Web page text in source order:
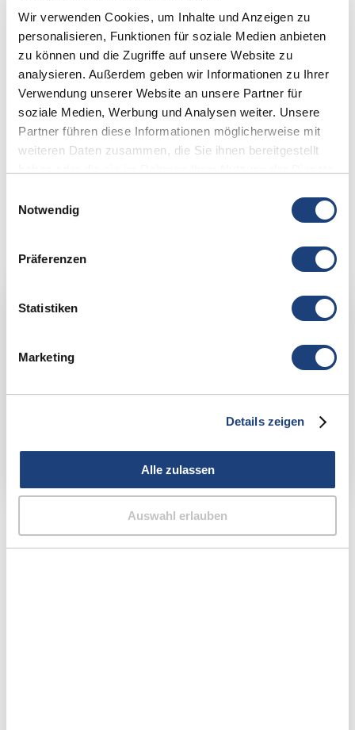
Wir verwenden Cookies, um Inhalte und Anzeigen zu
personalisieren, Funktionen für soziale Medien anbieten
zu können und die Zugriffe auf unsere Website zu
analysieren. Außerdem geben wir Informationen zu Ihrer
Verwendung unserer Website an unsere Partner für
soziale Medien, Werbung und Analysen weiter. Unsere
Partner führen diese Informationen möglicherweise mit
weiteren Daten zusammen, die Sie ihnen bereitgestellt
Notwendig
Präferenzen
Statistiken
Marketing
Details zeigen
Alle zulassen
Auswahl erlauben
3. Hörgeräte 30 Tage testen
30 Tagekostenfrei und unverbindlichtesten:
Nehmen Sie Ihre Hörgeräte mit in den Alltag und
So funktioniert’s:
Der Hausbesuch-Service